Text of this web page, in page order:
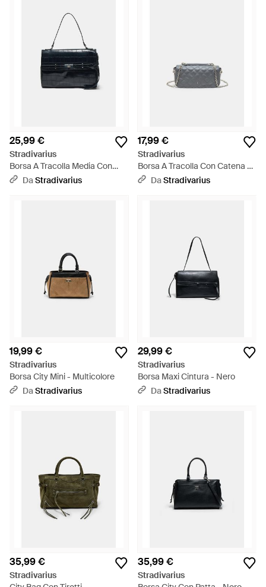
25,99 €
Stradivarius
Borsa A Tracolla Media Con
Cintura - Nero
DaStradivarius
17,99 €
Stradivarius
Borsa A Tracolla Con Catena E
Logo - Grigio
DaStradivarius
19,99 €
Stradivarius
Borsa City Mini - Multicolore
DaStradivarius
29,99 €
Stradivarius
Borsa Maxi Cintura - Nero
DaStradivarius
35,99 €
Stradivarius
35,99 €
Stradivarius